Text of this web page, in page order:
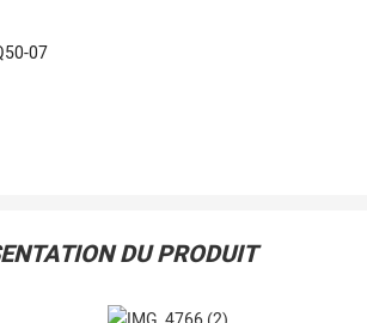
07
DU PRODUIT